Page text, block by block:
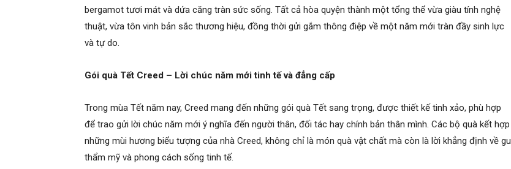
bergamot tươi mát và dứa căng tràn sức sống. Tất cả hòa quyện thành một tổng thể vừa giàu tính nghệ
thuật, vừa tôn vinh bản sắc thương hiệu, đồng thời gửi gắm thông điệp về một năm mới tràn đầy sinh lực
và tự do.
Gói quà Tết Creed – Lời chúc năm mới tinh tế và đẳng cấp
Trong mùa Tết năm nay, Creed mang đến những gói quà Tết sang trọng, được thiết kế tinh xảo, phù hợp
để trao gửi lời chúc năm mới ý nghĩa đến người thân, đối tác hay chính bản thân mình. Các bộ quà kết hợp
những mùi hương biểu tượng của nhà Creed, không chỉ là món quà vật chất mà còn là lời khẳng định về gu
thẩm mỹ và phong cách sống tinh tế.